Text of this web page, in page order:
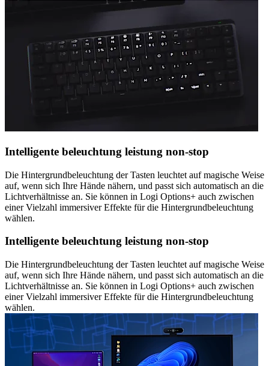
Intelligente beleuchtung leistung non-stop
Die Hintergrundbeleuchtung der Tasten leuchtet auf magische Weise
auf, wenn sich Ihre Hände nähern, und passt sich automatisch an die
Lichtverhältnisse an. Sie können in Logi Options+ auch zwischen
einer Vielzahl immersiver Effekte für die Hintergrundbeleuchtung
wählen.
Intelligente beleuchtung leistung non-stop
Die Hintergrundbeleuchtung der Tasten leuchtet auf magische Weise
auf, wenn sich Ihre Hände nähern, und passt sich automatisch an die
Lichtverhältnisse an. Sie können in Logi Options+ auch zwischen
einer Vielzahl immersiver Effekte für die Hintergrundbeleuchtung
wählen.